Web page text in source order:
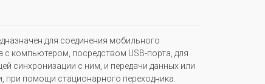
для соединения мобильного
с компьютером, посредством USB-порта, для
синхронизации с ним, и передачи данных или
при помощи стационарного переходника.